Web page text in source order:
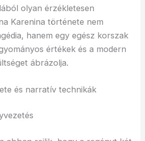
olyan érzékletesen
Karenina története nem
hanem egy egész korszak
értékek és a modern
ábrázolja.
és narratív technikák